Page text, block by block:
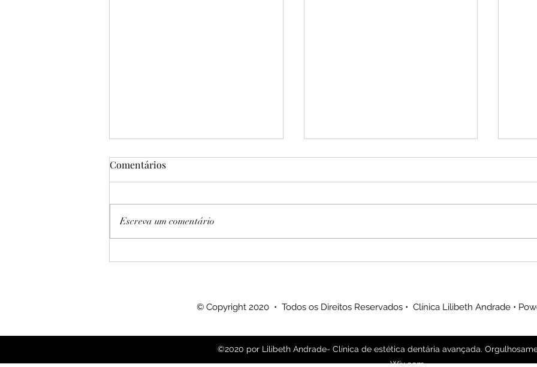
Comentários
Escreva um comentário
© Copyright 2020 • Todos os Direitos Reservados • Clínica Lilibeth Andrade •
©2020 por Lilibeth Andrade- Clínica de estética dentária avançada.
Wix.com